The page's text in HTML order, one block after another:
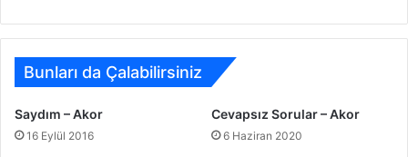
Bunları da Çalabilirsiniz
Saydım – Akor
16 Eylül 2016
Cevapsız Sorular – Akor
6 Haziran 2020